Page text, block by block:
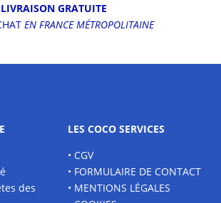
GRATUITE
EN FRANCE MÉTROPOLITAINE
des
LES COCO SERVICES
• CGV
• FORMULAIRE DE CONTACT
• MENTIONS LÉGALES